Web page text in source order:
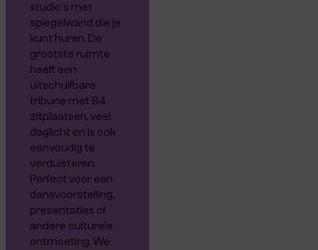
studio's met
spiegelwand die je
kunt huren. De
grootste ruimte
heeft een
uitschuifbare
tribune met 84
zitplaatsen, veel
daglicht en is ook
eenvoudig te
verduisteren.
Perfect voor een
dansvoorstelling,
presentaties of
andere culturele
ontmoeting. We